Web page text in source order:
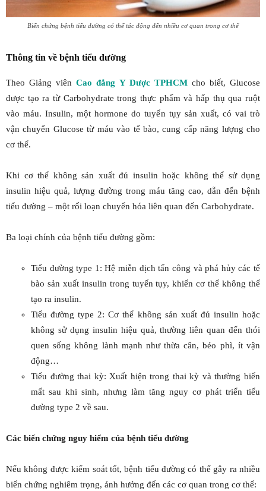
Biến chứng bệnh tiểu đường có thể tác động đến nhiều cơ quan trong cơ thể
Thông tin về bệnh tiểu đường
Theo Giảng viênCao đẳng Y Dược TPHCMcho biết, Glucose
được tạo ra từ Carbohydrate trong thực phẩm và hấp thụ qua ruột
vào máu. Insulin, một hormone do tuyến tụy sản xuất, có vai trò
vận chuyển Glucose từ máu vào tế bào, cung cấp năng lượng cho
cơ thể.
Khi cơ thể không sản xuất đủ insulin hoặc không thể sử dụng
insulin hiệu quả, lượng đường trong máu tăng cao, dẫn đến bệnh
tiểu đường – một rối loạn chuyển hóa liên quan đến Carbohydrate.
Ba loại chính của bệnh tiểu đường gồm:
Tiểu đường type 1: Hệ miễn dịch tấn công và phá hủy các tế
bào sản xuất insulin trong tuyến tụy, khiến cơ thể không thể
tạo ra insulin.
Tiểu đường type 2: Cơ thể không sản xuất đủ insulin hoặc
không sử dụng insulin hiệu quả, thường liên quan đến thói
quen sống không lành mạnh như thừa cân, béo phì, ít vận
động…
Tiểu đường thai kỳ: Xuất hiện trong thai kỳ và thường biến
mất sau khi sinh, nhưng làm tăng nguy cơ phát triển tiểu
đường type 2 về sau.
Các biến chứng nguy hiểm của bệnh tiểu đường
Nếu không được kiểm soát tốt, bệnh tiểu đường có thể gây ra nhiều
biến chứng nghiêm trọng, ảnh hưởng đến các cơ quan trong cơ thể: